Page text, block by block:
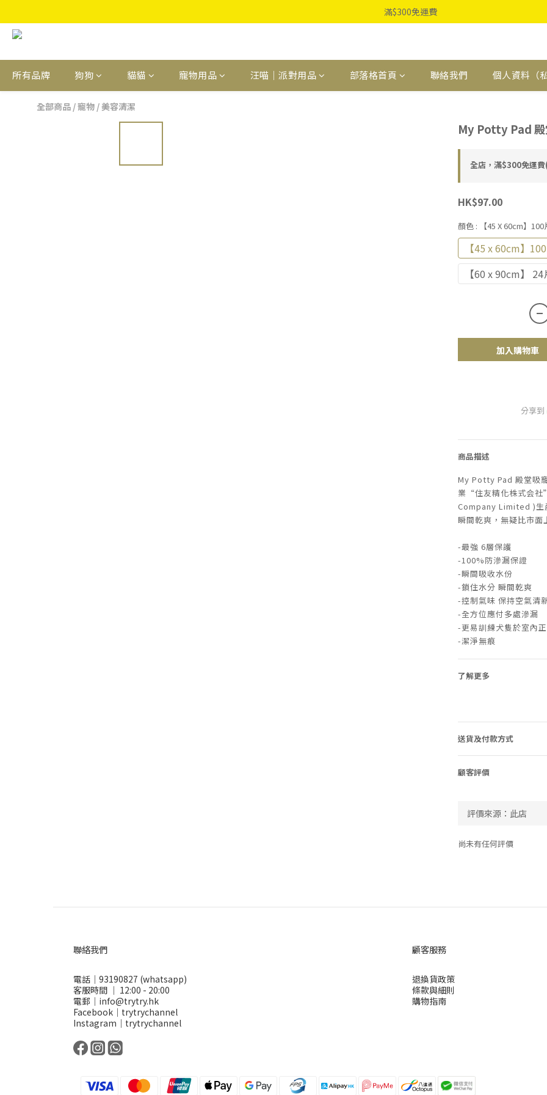
滿$300免運費
所有品牌 狗狗 貓貓 寵物用品 汪喵｜派對用品 部落格首頁 聯絡我們 個人資料（
全部商品 /寵物 /美容清潔
My Potty Pad 殿
全店，滿$300免運費
HK$97.00
顏色 : 【45 X 60cm】100
【45 x 60cm】
【60 x 90cm】 24
加入購物車
分享到
商品描述
My Potty Pad 殿堂吸
業“住友精化株式会
Company Limited )生
瞬間乾爽，無疑比市面
-最強 6層保護
-100%防滲漏保證
-瞬間吸收水份
-鎖住水分 瞬間乾爽
-控制氣味 保持空氣清
-全方位應付多處滲漏
-更易訓練犬隻於室內
-潔淨無痕
了解更多
送貨及付款方式
顧客評價
尚未有任何評價
聯絡我們
電話｜93190827 (whatsapp)
客服時間 ｜ 12:00 - 20:00
電郵｜info@trytry.hk
Facebook｜trytrychannel
Instagram｜trytrychannel
顧客服務
退換貨政策
條款與細則
購物指南